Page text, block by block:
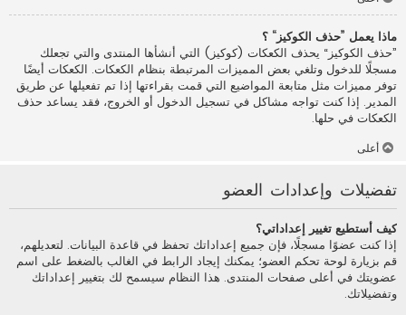
ماذا يعمل ”حذف الكوكيز“ ؟
”حذف الكوكيز“ يحذف الكعكات (كوكيز) التي أنشأها المنتدى والتي تجعلك
مسجلًا للدخول وتلغي بعض المميزات المرتبطة بنظام الكعكات. الكعكات أيضًا
توفر مميزات مثل متابعة المواضيع التي قمت بقراءتها إذا تم تفعيلها عن طريق
المدير. إذا كنت تواجه مشاكل في تسجيل الدخول أو الخروج، فقد يساعد حذف
الكعكات في حلها.
أعلى
تفضيلات وإعدادات العضو
كيف أستطيع تغيير إعداداتي؟
إذا كنت عضوًا مسجلًا، فإن جميع إعداداتك تحفظ في قاعدة البيانات. لتعديلهم،
قم بزيارة لوحة تحكم العضو؛ يمكنك إيجاد الرابط في الغالب بالضغط على اسم
عضويتك في أعلى صفحات المنتدى. هذا النظام سيسمح لك بتغيير إعداداتك
وتفضيلاتك.